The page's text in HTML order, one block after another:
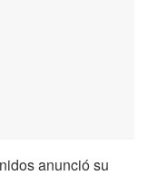
anunció su